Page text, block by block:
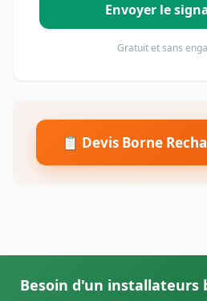
Envoyer le
Gratuit et sans
📋 Devis Borne
Besoin d'un installateurs